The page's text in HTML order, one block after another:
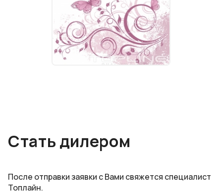
Стать дилером
После отправки заявки с Вами свяжется специалист
Топлайн.